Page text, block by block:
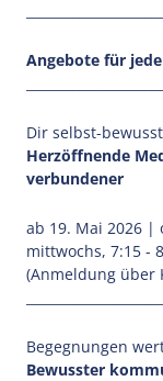
Angebote für
Dir selbst-
Herzöffnende
verbundener
ab 19. Mai 2026 |
mittwochs, 7:15 -
(Anmeldung über
Begegnungen
Bewusster